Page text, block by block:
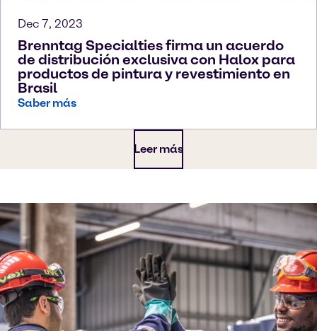
Dec 7, 2023
Brenntag Specialties firma un acuerdo
de distribución exclusiva con Halox para
productos de pintura y revestimiento en
Brasil
Saber más
Leer más